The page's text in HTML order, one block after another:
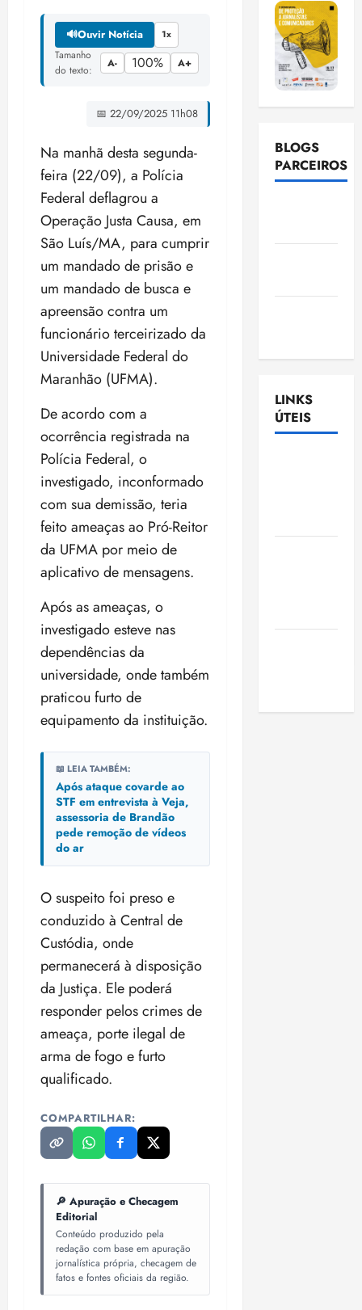
🔊Ouvir Notícia 1x
Tamanho
do texto:
A- 100% A+
📅 22/09/2025 11h08
Na manhã desta segunda-
feira (22/09), a Polícia
Federal deflagrou a
Operação Justa Causa, em
São Luís/MA, para cumprir
um mandado de prisão e
um mandado de busca e
apreensão contra um
funcionário terceirizado da
Universidade Federal do
Maranhão (UFMA).
De acordo com a
ocorrência registrada na
Polícia Federal, o
investigado, inconformado
com sua demissão, teria
feito ameaças ao Pró-Reitor
da UFMA por meio de
aplicativo de mensagens.
Após as ameaças, o
investigado esteve nas
dependências da
universidade, onde também
praticou furto de
equipamento da instituição.
📖 LEIA TAMBÉM:
Após ataque covarde ao
STF em entrevista à Veja,
assessoria de Brandão
pede remoção de vídeos
do ar
O suspeito foi preso e
conduzido à Central de
Custódia, onde
permanecerá à disposição
da Justiça. Ele poderá
responder pelos crimes de
ameaça, porte ilegal de
arma de fogo e furto
qualificado.
COMPARTILHAR:
🔎 Apuração e Checagem
Editorial
Conteúdo produzido pela
redação com base em apuração
jornalística própria, checagem de
fatos e fontes oficiais da região.
BLOGS
PARCEIROS
LINKS
ÚTEIS